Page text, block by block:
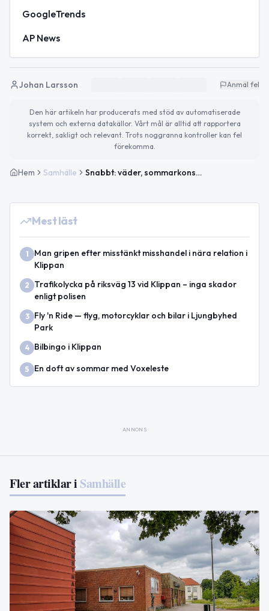
GoogleTrends
AP News
Johan Larsson Anmäl fel
Den här artikeln har producerats med stöd av automatiserade
system och externa datakällor. Vårt mål är alltid att rapportera
korrekt, sakligt och relevant. Trots noggranna kontroller kan fel
förekomma.
Hem Samhälle Snabbt: väder, sommarkonsert och temadagar
Mest läst
1
Man gripen efter misstänkt misshandel i nära relation i
Klippan
2
Trafikolycka på riksväg 13 vid Klippan – inga skador
enligt polisen
3
Fly 'n Ride — flyg, motorcyklar och bilar i Ljungbyhed
Park
4 Bilbingo i Klippan
5 En doft av sommar med Voxeleste
ANNONS
Fler artiklar i Samhälle